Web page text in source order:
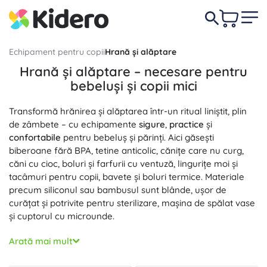
Echipament pentru copiiHrană și alăptare
Hrană și alăptare – necesare pentru
bebeluși și copii mici
Transformă hrănirea și alăptarea într-un ritual liniștit, plin
de zâmbete – cu echipamente sigure, practice și
confortabile pentru bebeluș și părinți. Aici găsești
biberoane fără BPA, tetine anticolic, cănițe care nu curg,
căni cu cioc, boluri și farfurii cu ventuză, lingurițe moi și
tacâmuri pentru copii, bavete și boluri termice. Materiale
precum siliconul sau bambusul sunt blânde, ușor de
curățat și potrivite pentru sterilizare, mașina de spălat vase
și cuptorul cu microunde.
Pentru primele piureuri sunt ideale
copii, farfurii, farfurii compartimentate, suporturi
Arată mai mult